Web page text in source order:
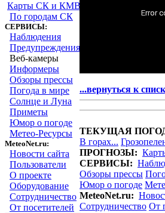
Карты СК и КМВ
По городам СК
СЕРВИСЫ:
Наблюдения
Предупреждения
Веб-камеры
Информеры
Обзоры прессы
Погода в мире
Солнце и Луна
Приметы
Юмор о погоде
Метео-Ресурсы
MeteoNet.ru:
Новости сайта
Пользователи
О проекте
Оборудование
Сотрудничество
От посетителей
...вернуться к
ТЕКУЩАЯ
В горах...
ПРОГНОЗЫ:
СЕРВИСЫ:
Обзоры прессы
Юмор о погоде
MeteoNet.ru:
Сотрудничество От